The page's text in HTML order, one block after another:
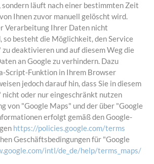
läuft nach einer bestimmten Zeit
Ihnen zuvor manuell gelöscht wird.
Verarbeitung Ihrer Daten nicht
so besteht die Möglichkeit, den Service
deaktivieren und auf diesem Weg die
an Google zu verhindern. Dazu
Script-Funktion in Ihrem Browser
jedoch darauf hin, dass Sie in diesem
nicht oder nur eingeschränkt nutzen
von "Google Maps" und der über "Google
erfolgt gemäß den Google-
https://policies.google.com/terms
Geschäftsbedingungen für "Google
intl/de_de/help/terms_maps/